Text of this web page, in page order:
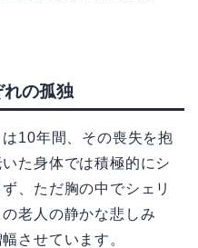
の孤独
10年間、その喪失を抱
た身体では積極的にシ
、ただ胸の中でシェリ
老人の静かな悲しみ
させています。